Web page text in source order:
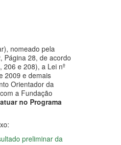
nomeado pela
Página 28, de acordo
e 208), a Lei nº
2009 e demais
Orientador da
a Fundação
no Programa
preliminar da